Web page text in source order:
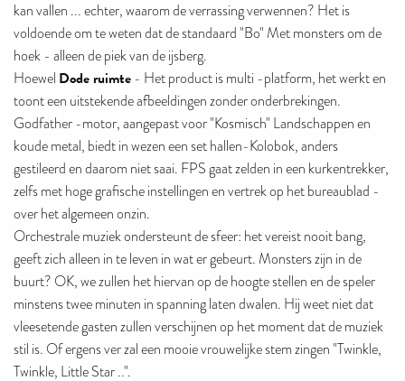
kan vallen ... echter, waarom de verrassing verwennen? Het is
voldoende om te weten dat de standaard "Bo" Met monsters om de
hoek - alleen de piek van de ijsberg.
Hoewel Dode ruimte - Het product is multi -platform, het werkt en
toont een uitstekende afbeeldingen zonder onderbrekingen.
Godfather -motor, aangepast voor "Kosmisch" Landschappen en
koude metal, biedt in wezen een set hallen-Kolobok, anders
gestileerd en daarom niet saai. FPS gaat zelden in een kurkentrekker,
zelfs met hoge grafische instellingen en vertrek op het bureaublad -
over het algemeen onzin.
Orchestrale muziek ondersteunt de sfeer: het vereist nooit bang,
geeft zich alleen in te leven in wat er gebeurt. Monsters zijn in de
buurt? OK, we zullen het hiervan op de hoogte stellen en de speler
minstens twee minuten in spanning laten dwalen. Hij weet niet dat
vleesetende gasten zullen verschijnen op het moment dat de muziek
stil is. Of ergens ver zal een mooie vrouwelijke stem zingen "Twinkle,
Twinkle, Little Star ..".